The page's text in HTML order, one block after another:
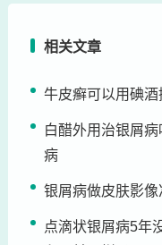
相关文章
牛皮癣可以用碘
白醋外用治银屑
病
银屑病做皮肤影
点滴状银屑病5年